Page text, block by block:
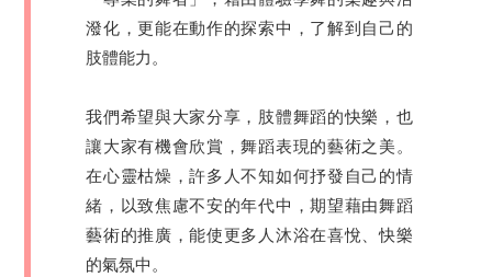
潑化，更能在動作的探索中，了解到自己的
肢體能力。
我們希望與大家分享，肢體舞蹈的快樂，也
讓大家有機會欣賞，舞蹈表現的藝術之美。
在心靈枯燥，許多人不知如何抒發自己的情
緒，以致焦慮不安的年代中，期望藉由舞蹈
藝術的推廣，能使更多人沐浴在喜悅、快樂
的氣氛中。